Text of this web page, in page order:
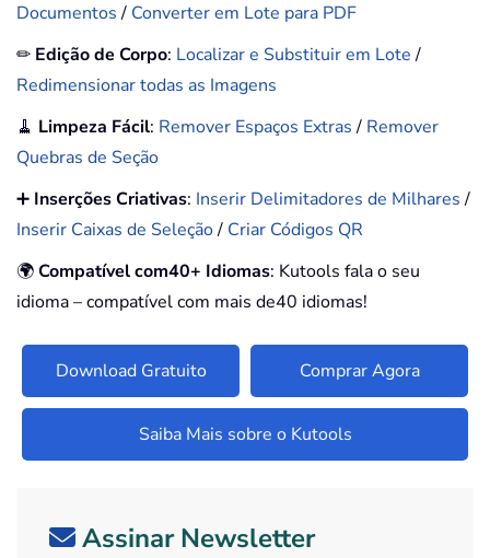
Documentos/ Converter em Lote para PDF
✏ Edição de Corpo: Localizar e Substituir em Lote/
Redimensionar todas as Imagens
🧹 Limpeza Fácil: Remover Espaços Extras/ Remover
Quebras de Seção
➕ Inserções Criativas: Inserir Delimitadores de Milhares/
Inserir Caixas de Seleção/ Criar Códigos QR
🌍Compatível com40+ Idiomas: Kutools fala o seu
idioma – compatível com mais de40 idiomas!
Download Gratuito Comprar Agora
Saiba Mais sobre o Kutools
Assinar Newsletter